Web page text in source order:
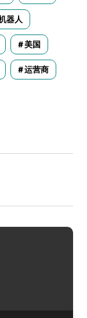
器人
美国
运营商